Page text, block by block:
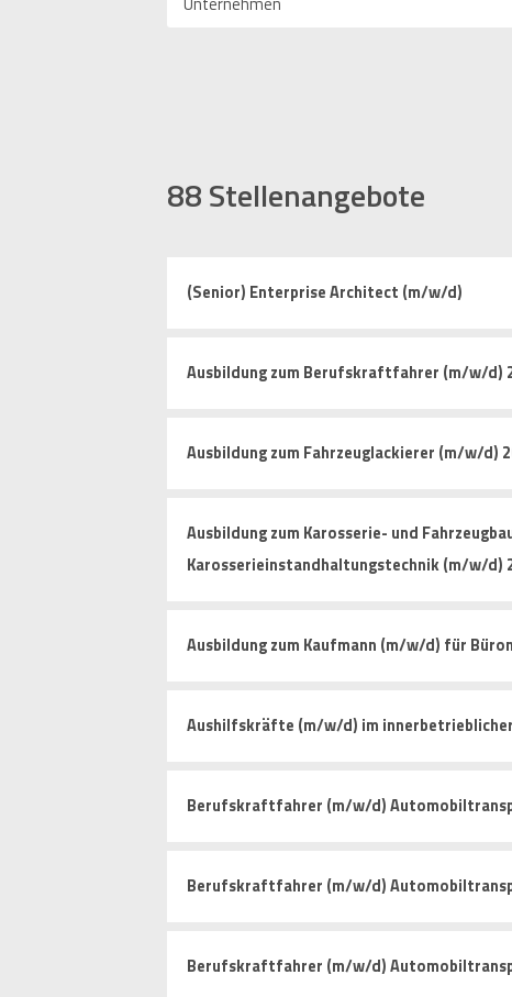
88Stellenangebote
(Senior) Enterprise Architect (m/w/d)
Ausbildung zum Berufskraftfahrer (m/w/d)
Ausbildung zum Fahrzeuglackierer (m/w/d)
Ausbildung zum Karosserie- und
Karosserieinstandhaltungstechnik (m/w/d)
Ausbildung zum Kaufmann (m/w/d) für
Aushilfskräfte (m/w/d) im
Berufskraftfahrer (m/w/d)
Berufskraftfahrer (m/w/d)
Berufskraftfahrer (m/w/d)